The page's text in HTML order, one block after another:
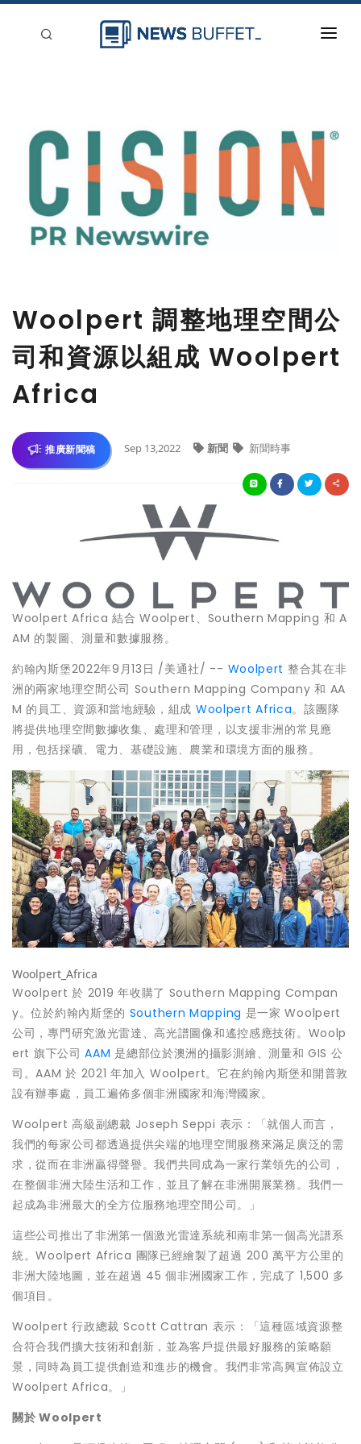
登入
Woolpert 調整地理空間公
司和資源以組成 Woolpert
Africa
推廣新聞稿 Sep 13,2022 新聞 新聞時事
Woolpert Africa 結合 Woolpert、Southern Mapping 和 A
AM 的製圖、測量和數據服務。
約翰內斯堡2022年9月13日 /美通社/ -- Woolpert 整合其在非
洲的兩家地理空間公司 Southern Mapping Company 和 AA
M 的員工、資源和當地經驗，組成 Woolpert Africa。該團隊
將提供地理空間數據收集、處理和管理，以支援非洲的常見應
用，包括採礦、電力、基礎設施、農業和環境方面的服務。
Woolpert_Africa
Woolpert 於 2019 年收購了 Southern Mapping Compan
y。位於約翰內斯堡的 Southern Mapping 是一家 Woolpert
公司，專門研究激光雷達、高光譜圖像和遙控感應技術。Woolp
ert 旗下公司AAM 是總部位於澳洲的攝影測繪、測量和 GIS 公
司。AAM 於 2021 年加入 Woolpert。它在約翰內斯堡和開普敦
設有辦事處，員工遍佈多個非洲國家和海灣國家。
Woolpert 高級副總裁 Joseph Seppi 表示：「就個人而言，
我們的每家公司都透過提供尖端的地理空間服務來滿足廣泛的需
求，從而在非洲贏得聲譽。我們共同成為一家行業領先的公司，
在整個非洲大陸生活和工作，並且了解在非洲開展業務。我們一
起成為非洲最大的全方位服務地理空間公司。」
這些公司推出了非洲第一個激光雷達系統和南非第一個高光譜系
統。Woolpert Africa 團隊已經繪製了超過 200 萬平方公里的
非洲大陸地圖，並在超過 45 個非洲國家工作，完成了 1,500 多
個項目。
Woolpert 行政總裁 Scott Cattran 表示：「這種區域資源整
合符合我們擴大技術和創新，並為客戶提供最好服務的策略願
景，同時為員工提供創造和進步的機會。我們非常高興宣佈設立
Woolpert Africa。」
關於 Woolpert